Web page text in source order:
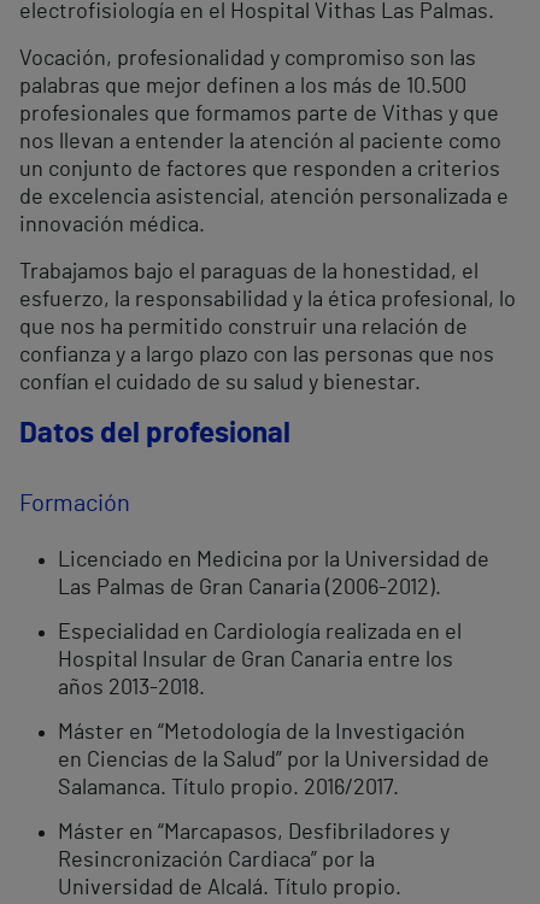
electrofisiología en el Hospital Vithas Las Palmas.
Vocación, profesionalidad y compromiso son las
palabras que mejor definen a los más de 10.500
profesionales que formamos parte de Vithas y que
nos llevan a entender la atención al paciente como
un conjunto de factores que responden a criterios
de excelencia asistencial, atención personalizada e
innovación médica.
Trabajamos bajo el paraguas de la honestidad, el
esfuerzo, la responsabilidad y la ética profesional, lo
que nos ha permitido construir una relación de
confianza y a largo plazo con las personas que nos
confían el cuidado de su salud y bienestar.
Datos del profesional
Formación
Licenciado en Medicina por la Universidad de
Las Palmas de Gran Canaria (2006-2012).
Especialidad en Cardiología realizada en el
Hospital Insular de Gran Canaria entre los
años 2013-2018.
Máster en “Metodología de la Investigación
en Ciencias de la Salud” por la Universidad de
Salamanca. Título propio. 2016/2017.
Máster en “Marcapasos, Desfibriladores y
Resincronización Cardiaca” por la
Universidad de Alcalá. Título propio.